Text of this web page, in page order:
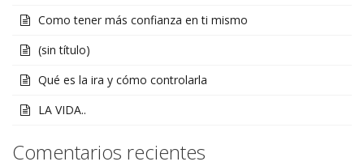
Como tener más confianza en ti mismo
(sin título)
Qué es la ira y cómo controlarla
LA VIDA..
Comentarios recientes